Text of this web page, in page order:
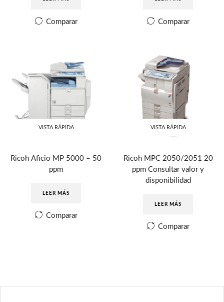
Comparar Comparar
VISTA RÁPIDA
Ricoh Aficio MP 5000 – 50
ppm
LEER MÁS
Comparar
VISTA RÁPIDA
Ricoh MPC 2050/2051 20
ppm Consultar valor y
disponibilidad
LEER MÁS
Comparar